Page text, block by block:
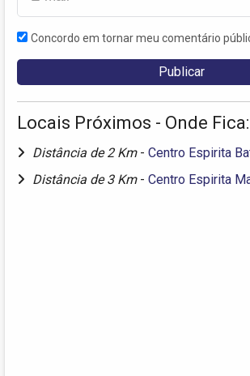
Concordo em tornar meu comentário
Locais Próximos - Onde Fica:
Distância de 2 Km - Centro Espirita
Distância de 3 Km - Centro Espirita